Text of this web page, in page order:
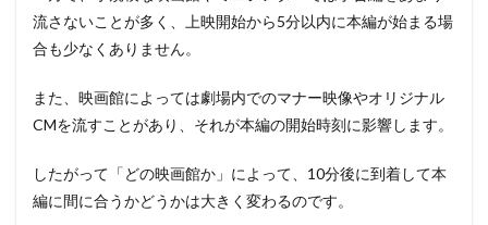
流さないことが多く、上映開始から5分以内に本編が始まる場
合も少なくありません。
また、映画館によっては劇場内でのマナー映像やオリジナル
CMを流すことがあり、それが本編の開始時刻に影響します。
したがって「どの映画館か」によって、10分後に到着して本
編に間に合うかどうかは大きく変わるのです。